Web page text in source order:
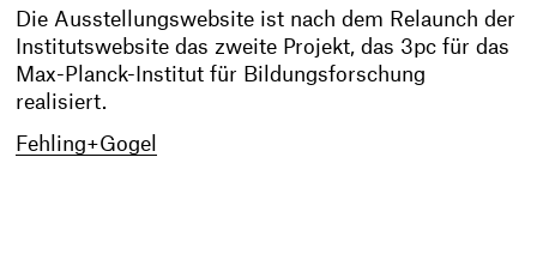
Die Ausstellungswebsite ist nach dem Relaunch der
Institutswebsite das zweite Projekt, das 3pc für das
Max-Planck-Institut für Bildungsforschung
realisiert.
Fehling+Gogel